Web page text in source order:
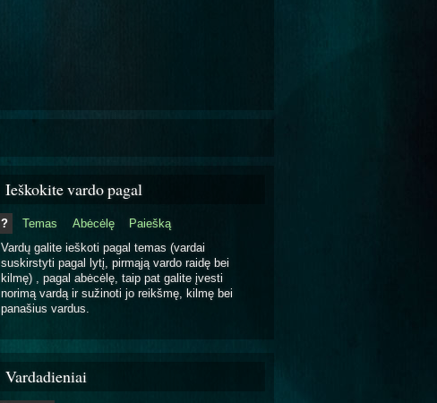
Ieškokite vardo pagal
? Temas Abėcėlę
Paiešką
Vardų galite ieškoti pagal temas (vardai
suskirstyti pagal lytį, pirmąją vardo raidę bei
kilmę) , pagal abėcėlę, taip pat galite įvesti
norimą vardą ir sužinoti jo reikšmę, kilmę bei
panašius vardus.
Vardadieniai